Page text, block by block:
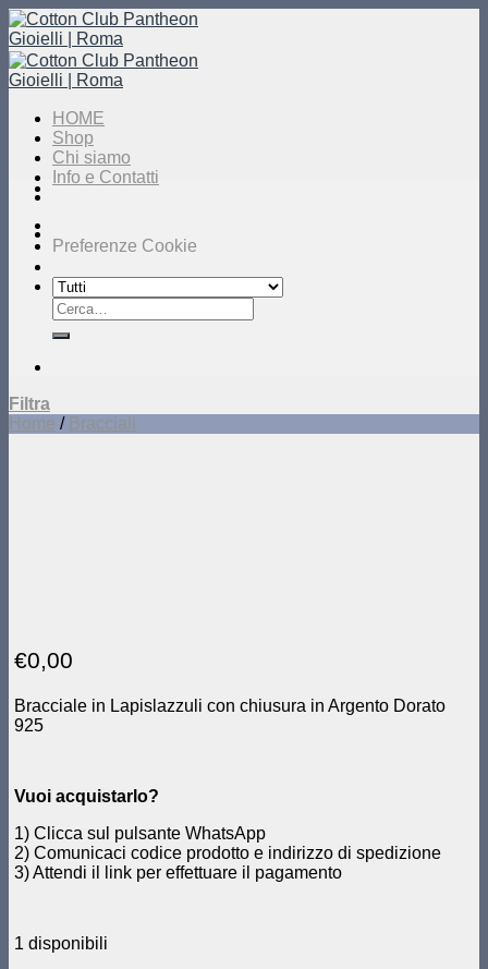
Salta
ai
contenuti
HOME
Shop
Chi siamo
Info e Contatti
Preferenze Cookie
Cerca:
Filtra
Home / Bracciali
€0,00
Bracciale in Lapislazzuli con chiusura in Argento Dorato
925
Vuoi acquistarlo?
1) Clicca sul pulsante WhatsApp
2) Comunicaci codice prodotto e indirizzo di spedizione
3) Attendi il link per effettuare il pagamento
1 disponibili